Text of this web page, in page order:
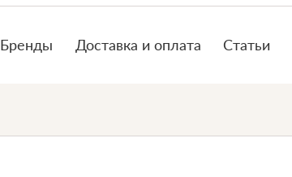
Бренды Доставка и оплата Статьи